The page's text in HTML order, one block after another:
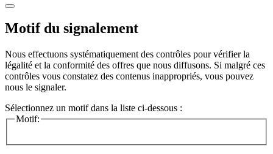
Motif du signalement
Nous effectuons systématiquement des contrôles pour vérifier la
légalité et la conformité des offres que nous diffusons. Si malgré ces
contrôles vous constatez des contenus inappropriés, vous pouvez
nous le signaler.
Sélectionnez un motif dans la liste ci-dessous :
Motif: